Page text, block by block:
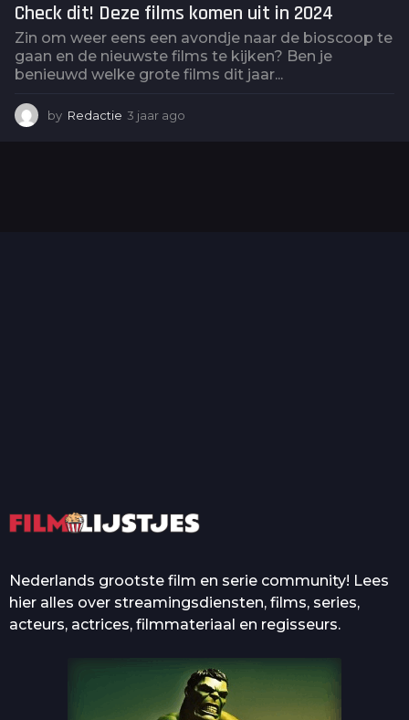
Check dit! Deze films komen uit in 2024
Zin om weer eens een avondje naar de bioscoop te
gaan en de nieuwste films te kijken? Ben je
benieuwd welke grote films dit jaar...
by Redactie 3 jaar ago
Nederlands grootste film en serie community! Lees
hier alles over streamingsdiensten, films, series,
acteurs, actrices, filmmateriaal en regisseurs.